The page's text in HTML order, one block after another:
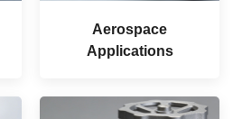
Aerospace
Applications